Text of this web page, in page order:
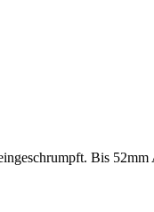
Bis 52mm